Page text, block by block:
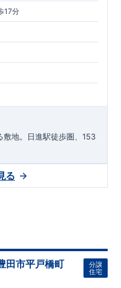
て、倒壊、崩壊しな
耐震力を達成していま
ち、4つの最高等級を取得
、きちんと手入れをし
認定制度。住宅ローン減
られるだけでなく、中古
ます。
詳しく
れます。図面や書類上だ
した上で、品質を保証し
最大10回の無料定期点検
と考え、アフターサービ
グループ「東栄ホームサ
応いたします。
みたい」「話だけ聞いて
。 お子さま連れでのご見
についてのご相談も丁寧
17分
敷地。日進駅徒歩圏、153
る
田市平戸橋町
分譲
住宅